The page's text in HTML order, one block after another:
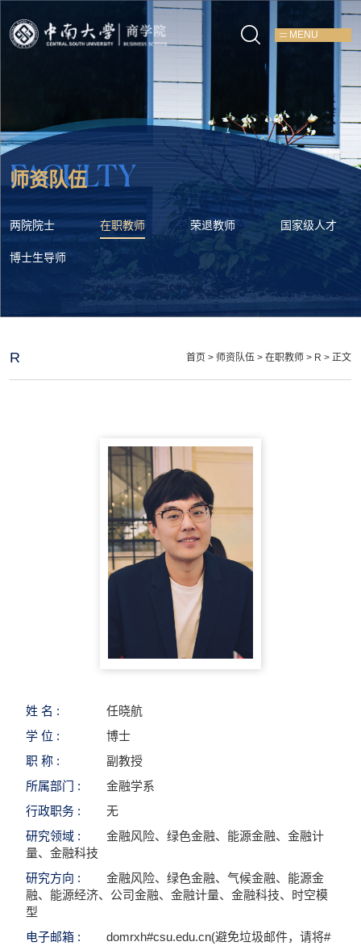
MENU
FACULTY
师资队伍
两院院士 在职教师 荣退教师 国家级人才
博士生导师
R 首页 > 师资队伍 >在职教师 > R > 正文
姓 名 :
任晓航
学 位 :
博士
职 称 :
副教授
所属部门 :
金融学系
行政职务 :
无
研究领域 :
金融风险、绿色金融、能源金融、金融计
量、金融科技
研究方向 :
金融风险、绿色金融、气候金融、能源金
融、能源经济、公司金融、金融计量、金融科技、时空模
型
电子邮箱 :
domrxh#csu.edu.cn(避免垃圾邮件，请将#